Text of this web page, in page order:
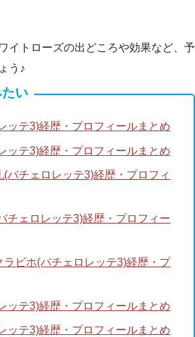
イトローズの出どころや効果など、予
う♪
い
ッテ3)経歴・プロフィールまとめ
ッテ3)経歴・プロフィールまとめ
バチェロレッテ3)経歴・プロフィ
チェロレッテ3)経歴・プロフィー
ラビホ(バチェロレッテ3)経歴・プ
ッテ3)経歴・プロフィールまとめ
ッテ3)経歴・プロフィールまとめ